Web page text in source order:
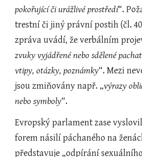
pokořující či urážlivé prostředí“.
trestní či jiný právní postih (čl.
zpráva uvádí, že verbálním
zvuky vyjádřené nebo sdělené
vtipy, otázky, poznámky“. Mezi
jsou zmiňovány např. „výrazy
nebo symboly“.
Evropský parlament zase
forem násilí páchaného na
představuje „odpírání